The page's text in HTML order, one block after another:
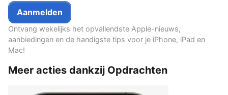
Ontvang wekelijks het opvallendste Apple-nieuws,
aanbiedingen en de handigste tips voor je iPhone, iPad en
Mac!
Meer acties dankzij Opdrachten